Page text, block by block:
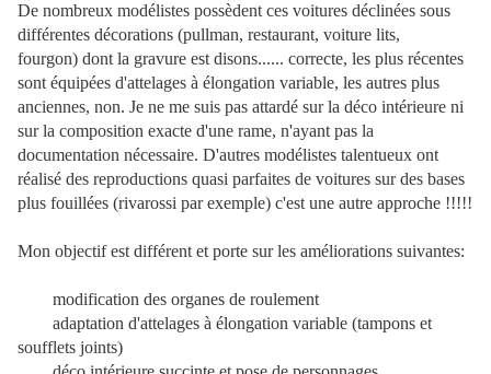
De nombreux modélistes possèdent ces voitures déclinées sous
différentes décorations (pullman, restaurant, voiture lits,
fourgon) dont la gravure est disons...... correcte, les plus récentes
sont équipées d'attelages à élongation variable, les autres plus
anciennes, non. Je ne me suis pas attardé sur la déco intérieure ni
sur la composition exacte d'une rame, n'ayant pas la
documentation nécessaire. D'autres modélistes talentueux ont
réalisé des reproductions quasi parfaites de voitures sur des bases
plus fouillées (rivarossi par exemple) c'est une autre approche !!!!!
Mon objectif est différent et porte sur les améliorations suivantes:
modification des organes de roulement
adaptation d'attelages à élongation variable (tampons et
soufflets joints)